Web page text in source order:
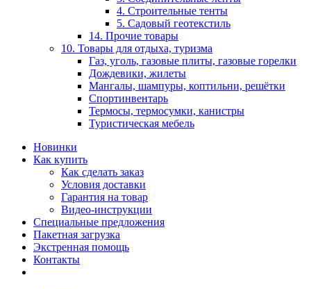
4. Строительные тенты
5. Садовый геотекстиль
14. Прочие товары
10. Товары для отдыха, туризма
Газ, уголь, газовые плиты, газовые горелки
Дождевики, жилеты
Мангалы, шампуры, коптильни, решётки
Спортинвентарь
Термосы, термосумки, канистры
Туристическая мебель
Новинки
Как купить
Как сделать заказ
Условия доставки
Гарантия на товар
Видео-инструкции
Специальные предложения
Пакетная загрузка
Экстренная помощь
Контакты